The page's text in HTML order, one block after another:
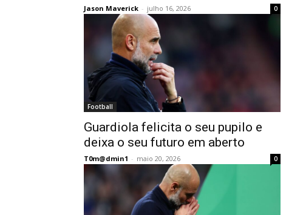
Jason Maverick - julho 16, 2026 0
Football
Guardiola felicita o seu pupilo e
deixa o seu futuro em aberto
T0m@dmin1 - maio 20, 2026 0